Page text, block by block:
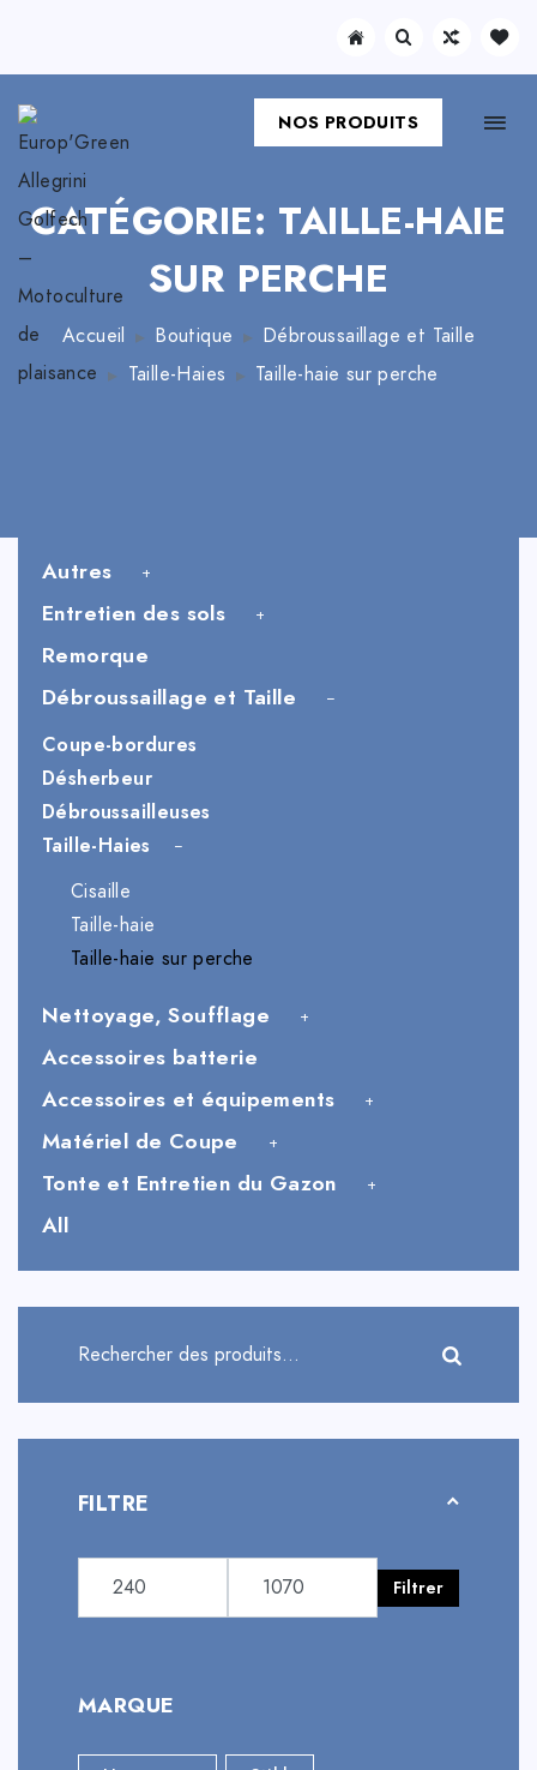
NOS PRODUITS
CATÉGORIE: TAILLE-HAIE
SUR PERCHE
Accueil Boutique
Débroussaillage et Taille
Taille-Haies
Taille-haie sur perche
Autres
Entretien des sols
Remorque
Débroussaillage et Taille
Coupe-bordures
Désherbeur
Débroussailleuses
Taille-Haies
Cisaille
Taille-haie
Taille-haie sur perche
Nettoyage, Soufflage
Accessoires batterie
Accessoires et équipements
Matériel de Coupe
Tonte et Entretien du Gazon
All
FILTRE
Filtrer
MARQUE